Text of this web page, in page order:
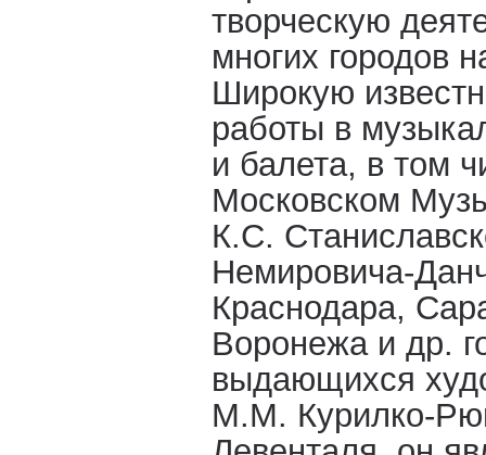
творческую
многих городов
Широкую
работы в
и балета, в том
Московском
К.С.
Немировича-
Краснодара,
Воронежа и др.
выдающихся
М.М. Курилко-